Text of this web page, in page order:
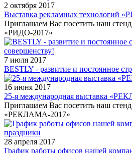
2 октября 2017
Выставка рекламных технологий
Приглашаем Вас посетить наш
«РИДО-2017»
7 июля 2017
BESTLY - развитие и постоянное
16 июня 2017
25-я международная выставка
Приглашаем Вас посетить наш
«РЕКЛАМА-2017»
28 апреля 2017
График работы офисов нашей